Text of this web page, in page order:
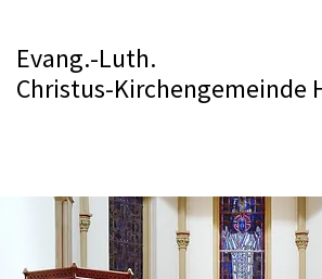
Evang.-Luth.
Christus-Kirchengemeinde